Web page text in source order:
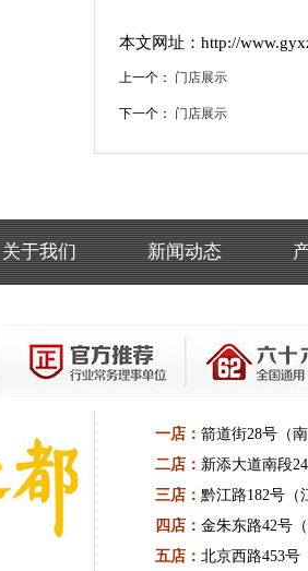
本文网址：http://
上一个： 门店展示
下一个： 门店展示
关于我们 新闻动态
一店： 箭道街28号（
二店： 新添大道南段
三店： 黔江路182号（
四店： 金朱东路42号
五店： 北京西路453号